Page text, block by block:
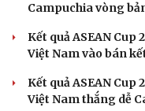
Campuchia vòng
Kết quả ASEAN Cup
Việt Nam vào bán
Kết quả ASEAN
Việt Nam thắng dễ